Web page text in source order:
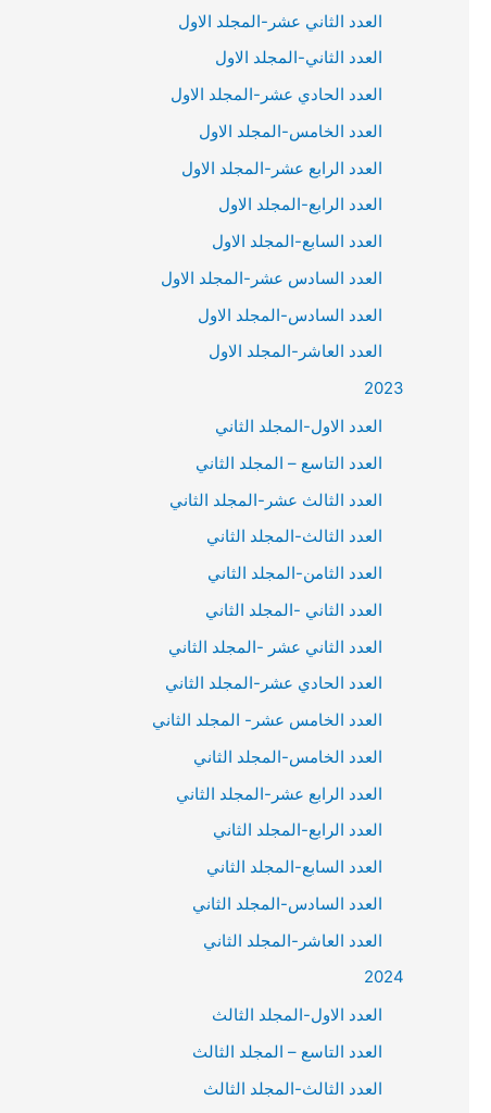
العدد الثاني عشر-المجلد الاول
العدد الثاني-المجلد الاول
العدد الحادي عشر-المجلد الاول
العدد الخامس-المجلد الاول
العدد الرابع عشر-المجلد الاول
العدد الرابع-المجلد الاول
العدد السابع-المجلد الاول
العدد السادس عشر-المجلد الاول
العدد السادس-المجلد الاول
العدد العاشر-المجلد الاول
2023
العدد الاول-المجلد الثاني
العدد التاسع – المجلد الثاني
العدد الثالث عشر-المجلد الثاني
العدد الثالث-المجلد الثاني
العدد الثامن-المجلد الثاني
العدد الثاني -المجلد الثاني
العدد الثاني عشر -المجلد الثاني
العدد الحادي عشر-المجلد الثاني
العدد الخامس عشر- المجلد الثاني
العدد الخامس-المجلد الثاني
العدد الرابع عشر-المجلد الثاني
العدد الرابع-المجلد الثاني
العدد السابع-المجلد الثاني
العدد السادس-المجلد الثاني
العدد العاشر-المجلد الثاني
2024
العدد الاول-المجلد الثالث
العدد التاسع – المجلد الثالث
العدد الثالث-المجلد الثالث